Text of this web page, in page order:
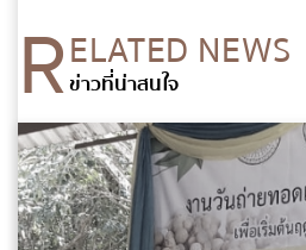
RELATED NEWS
ข่าวที่น่าสนใจ
ส่งข้อความ